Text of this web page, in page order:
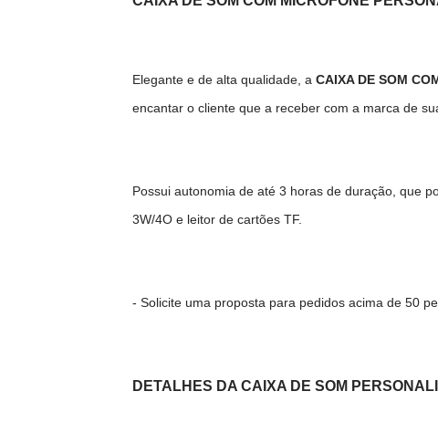
Elegante e de alta qualidade, aCAIXA DE SOM
encantar o cliente que a receber com a marca de
Possui autonomia de até 3 horas de duração, que
3W/4O e leitor de cartões TF.
- Solicite uma proposta para pedidos acima de 50
DETALHES DA CAIXA DE SOM